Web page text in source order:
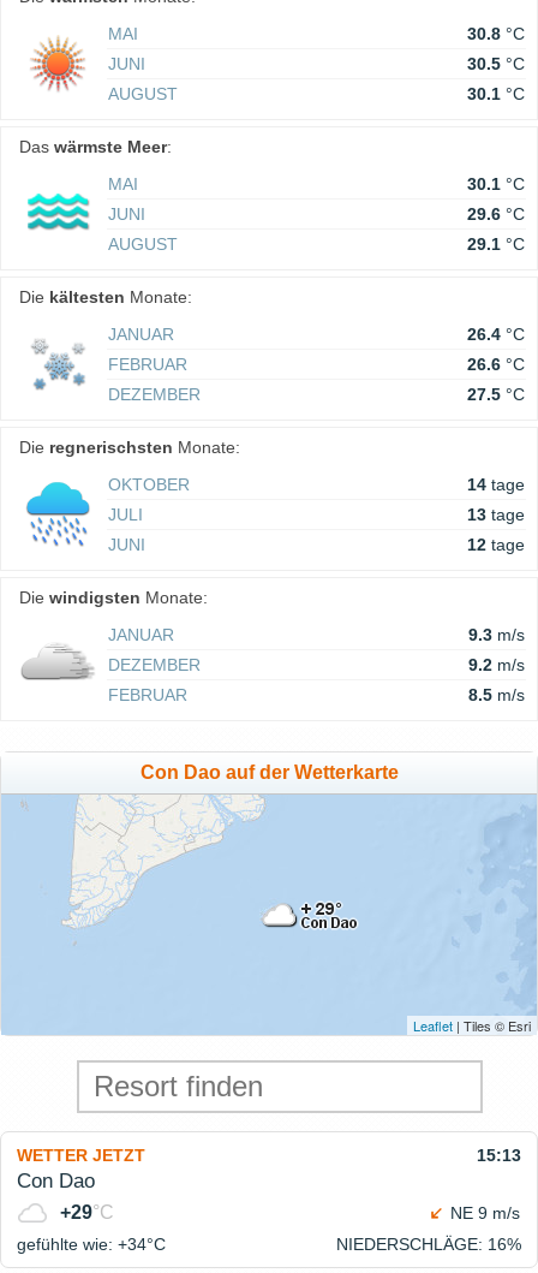
MAI
30.8 °C
JUNI
30.5 °C
AUGUST
30.1 °C
Das wärmste Meer:
MAI
30.1 °C
JUNI
29.6 °C
AUGUST
29.1 °C
Die kältesten Monate:
JANUAR
26.4 °C
FEBRUAR
26.6 °C
DEZEMBER
27.5 °C
Die regnerischsten Monate:
OKTOBER
14 tage
JULI
13 tage
JUNI
12 tage
Die windigsten Monate:
JANUAR
9.3 m/s
DEZEMBER
9.2 m/s
FEBRUAR
8.5 m/s
Con Dao auf der Wetterkarte
Leaflet | Tiles © Esri
WETTER JETZT 15:13
Con Dao
+29°C
NE 9 m/s
gefühlte wie: +34°C NIEDERSCHLÄGE: 16%